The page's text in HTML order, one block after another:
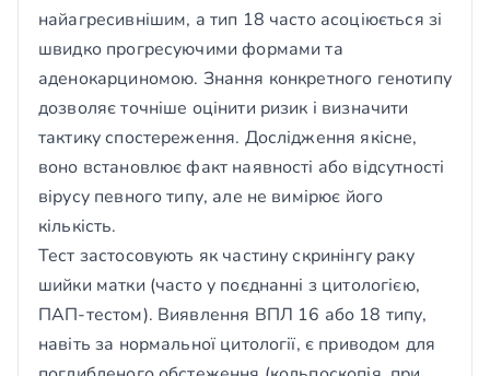
найагресивнішим, а тип 18 часто асоціюється зі
швидко прогресуючими формами та
аденокарциномою. Знання конкретного генотипу
дозволяє точніше оцінити ризик і визначити
тактику спостереження. Дослідження якісне,
воно встановлює факт наявності або відсутності
вірусу певного типу, але не вимірює його
кількість.
Тест застосовують як частину скринінгу раку
шийки матки (часто у поєднанні з цитологією,
ПАП-тестом). Виявлення ВПЛ 16 або 18 типу,
навіть за нормальної цитології, є приводом для